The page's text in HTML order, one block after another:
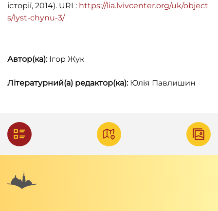
історії, 2014). URL: https://lia.lvivcenter.org/uk/object
s/lyst-chynu-3/
Автор(ка):Ігор Жук
Літературний(а) редактор(ка):Юлія Павлишин